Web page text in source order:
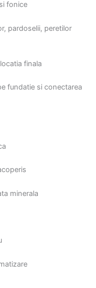
fonice
pardoselii, peretilor
finala
fundatie si conectarea
minerala